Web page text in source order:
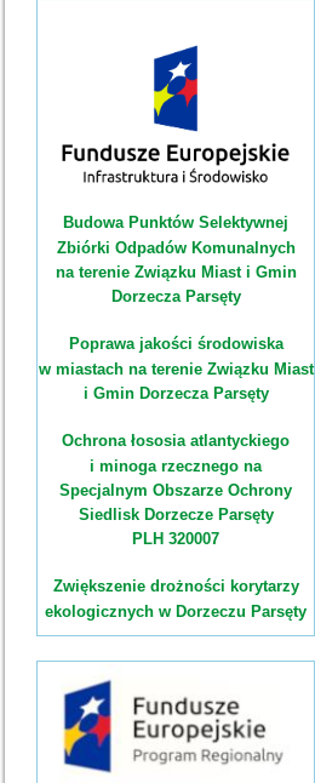
Budowa Punktów Selektywnej
Zbiórki Odpadów Komunalnych
na terenie Związku Miast i Gmin
Dorzecza Parsęty
Poprawa jakości środowiska
w miastach na terenie Związku Miast
i Gmin Dorzecza Parsęty
Ochrona łososia atlantyckiego
i minoga rzecznego na
Specjalnym Obszarze Ochrony
Siedlisk Dorzecze Parsęty
PLH 320007
Zwiększenie drożności korytarzy
ekologicznych w Dorzeczu Parsęty